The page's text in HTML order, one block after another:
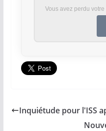
Vous avez perdu
Inquiétude pour l'ISS